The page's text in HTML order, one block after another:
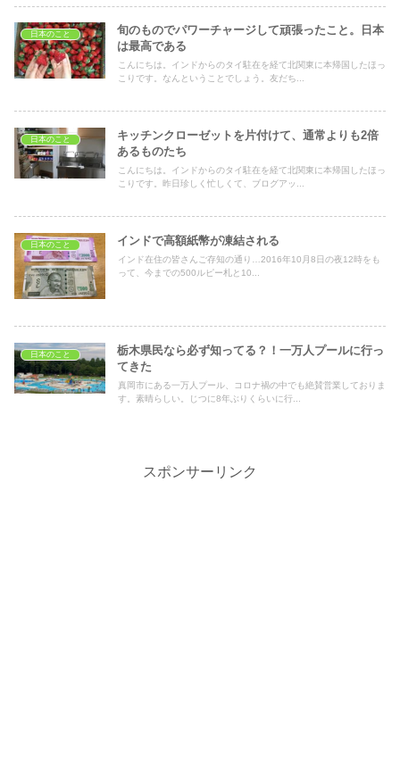
日本のこと
旬のものでパワーチャージして頑張ったこと。日本
は最高である
こんにちは。インドからのタイ駐在を経て北関東に本帰国したほっ
こりです。なんということでしょう。友だち...
日本のこと
キッチンクローゼットを片付けて、通常よりも2倍
あるものたち
こんにちは。インドからのタイ駐在を経て北関東に本帰国したほっ
こりです。昨日珍しく忙しくて、ブログアッ...
日本のこと インドで高額紙幣が凍結される
インド在住の皆さんご存知の通り…2016年10月8日の夜12時をも
って、今までの500ルピー札と10...
日本のこと
栃木県民なら必ず知ってる？！一万人プールに行っ
てきた
真岡市にある一万人プール、コロナ禍の中でも絶賛営業しておりま
す。素晴らしい。じつに8年ぶりくらいに行...
スポンサーリンク